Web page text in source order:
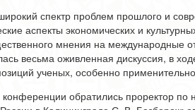
спектр проблем прошлого и
аспекты экономических и
мнения на международные
весьма оживленная дискуссия, в
ученых, особенно
конференции обратились проректор